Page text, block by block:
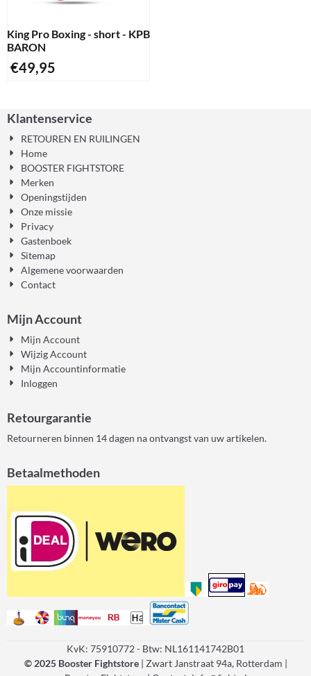
King Pro Boxing - short - KPB
BARON
€49,95
Klantenservice
RETOUREN EN RUILINGEN
Home
BOOSTER FIGHTSTORE
Merken
Openingstijden
Onze missie
Privacy
Gastenboek
Sitemap
Algemene voorwaarden
Contact
Mijn Account
Mijn Account
Wijzig Account
Mijn Accountinformatie
Inloggen
Retourgarantie
Retourneren binnen 14 dagen na ontvangst van uw artikelen.
Betaalmethoden
KvK: 75910772 - Btw: NL161141742B01
© 2025 Booster Fightstore| Zwart Janstraat 94a, Rotterdam |